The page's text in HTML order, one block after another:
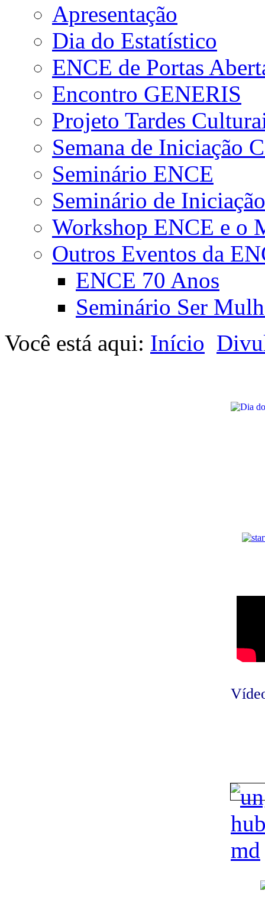
Apresentação
Dia do Estatístico
ENCE de Portas
Encontro GENERIS
Projeto Tardes
Semana de Iniciação
Seminário ENCE
Seminário de
Workshop ENCE e o
Outros Eventos da
ENCE 70 Anos
Seminário Ser
Você está aqui: Início